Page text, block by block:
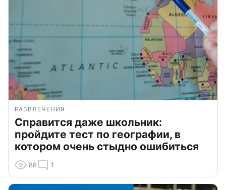
РАЗВЛЕЧЕНИЯ
Справится даже школьник:
пройдите тест по географии, в
котором очень стыдно ошибиться
88 1